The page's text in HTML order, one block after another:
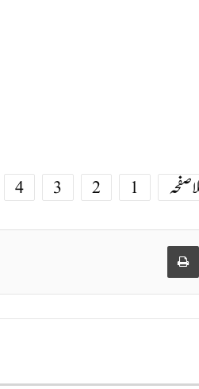
صفحہ 1
2
3
4
Share via
Print